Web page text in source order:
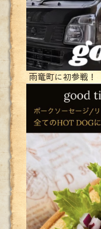
雨竜町に初参戦！